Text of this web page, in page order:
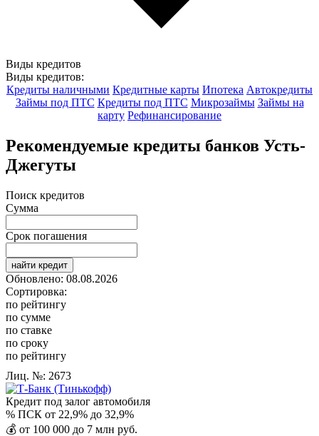
Виды кредитов
Виды кредитов:
Кредиты наличными Кредитные карты Ипотека Автокредиты
Займы под ПТС Кредиты под ПТС Микрозаймы Займы на
карту Рефинансирование
Рекомендуемые кредиты банков Усть-
Джегуты
Поиск кредитов
Сумма
Срок погашения
найти кредит
Обновлено: 08.08.2026
Сортировка:
по рейтингу
по сумме
по ставке
по сроку
по рейтингу
Лиц. №: 2673
Кредит под залог автомобиля
% ПСК от 22,9% до 32,9%
💰 от 100 000 до 7 млн руб.